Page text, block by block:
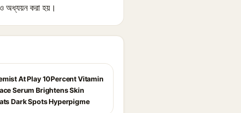
অধ্যয়ন করা হয়।
At Play 10Percent Vitamin
Serum Brightens Skin
Dark Spots Hyperpigme